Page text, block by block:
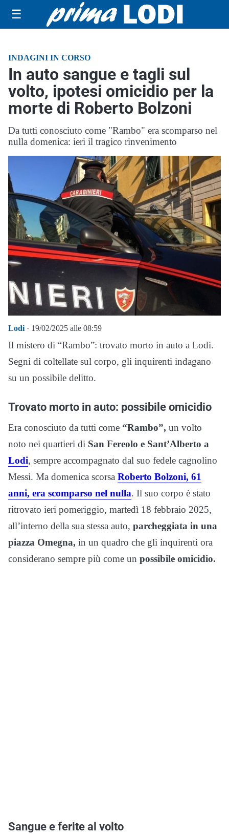
☰
INDAGINI IN CORSO
In auto sangue e tagli sul
volto, ipotesi omicidio per la
morte di Roberto Bolzoni
Da tutti conosciuto come "Rambo" era scomparso nel
nulla domenica: ieri il tragico rinvenimento
Lodi · 19/02/2025 alle 08:59
Il mistero di “Rambo”: trovato morto in auto a Lodi.
Segni di coltellate sul corpo, gli inquirenti indagano
su un possibile delitto.
Trovato morto in auto: possibile omicidio
Era conosciuto da tutti come “Rambo”, un volto
noto nei quartieri di San Fereolo e Sant’Alberto a
Lodi, sempre accompagnato dal suo fedele cagnolino
Messi. Ma domenica scorsa Roberto Bolzoni, 61
anni, era scomparso nel nulla. Il suo corpo è stato
ritrovato ieri pomeriggio, martedì 18 febbraio 2025,
all’interno della sua stessa auto, parcheggiata in una
piazza Omegna, in un quadro che gli inquirenti ora
considerano sempre più come un possibile omicidio.
Sangue e ferite al volto